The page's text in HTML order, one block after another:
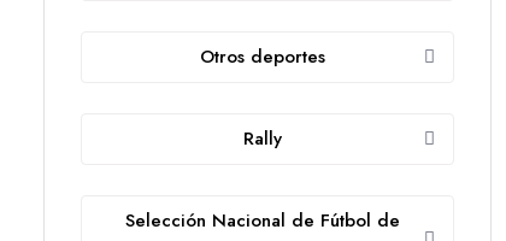
Otros deportes
Rally
Selección Nacional de Fútbol de